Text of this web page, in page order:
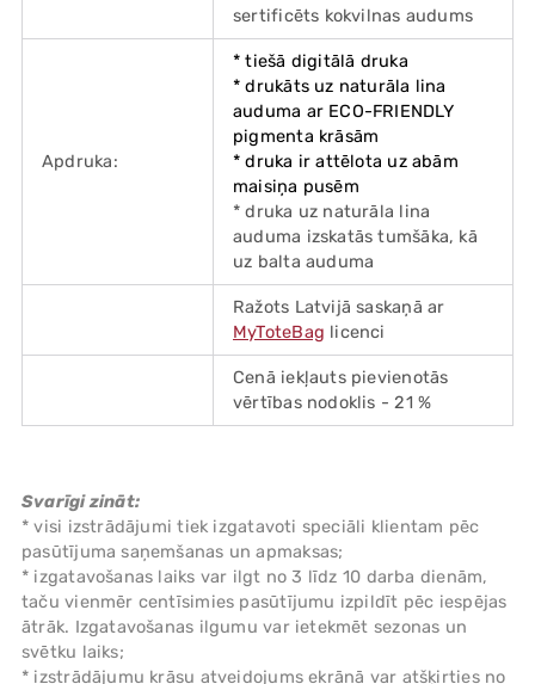
sertificēts kokvilnas audums
Apdruka:
* tiešā digitālā druka
* drukāts uz naturāla lina
auduma ar ECO-FRIENDLY
pigmenta krāsām
* druka ir attēlota uz abām
maisiņa pusēm
* druka uz naturāla lina
auduma izskatās tumšāka, kā
uz balta auduma
Ražots Latvijā saskaņā ar
MyToteBag licenci
Cenā iekļauts pievienotās
vērtības nodoklis - 21 %
Svarīgi zināt:
* visi izstrādājumi tiek izgatavoti speciāli klientam pēc
pasūtījuma saņemšanas un apmaksas;
* izgatavošanas laiks var ilgt no 3 līdz 10 darba dienām,
taču vienmēr centīsimies pasūtījumu izpildīt pēc iespējas
ātrāk. Izgatavošanas ilgumu var ietekmēt sezonas un
svētku laiks;
* izstrādājumu krāsu atveidojums ekrānā var atšķirties no